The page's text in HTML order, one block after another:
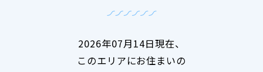
2026年07月14日現在、
このエリアにお住まいの